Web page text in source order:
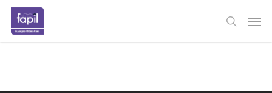
Skip